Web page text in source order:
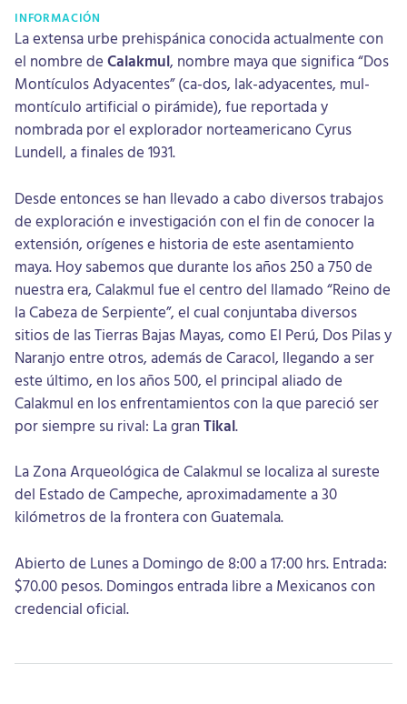
INFORMACIÓN
La extensa urbe prehispánica conocida actualmente con
el nombre de Calakmul, nombre maya que significa “Dos
Montículos Adyacentes” (ca-dos, lak-adyacentes, mul-
montículo artificial o pirámide), fue reportada y
nombrada por el explorador norteamericano Cyrus
Lundell, a finales de 1931.
Desde entonces se han llevado a cabo diversos trabajos
de exploración e investigación con el fin de conocer la
extensión, orígenes e historia de este asentamiento
maya. Hoy sabemos que durante los años 250 a 750 de
nuestra era, Calakmul fue el centro del llamado “Reino de
la Cabeza de Serpiente”, el cual conjuntaba diversos
sitios de las Tierras Bajas Mayas, como El Perú, Dos Pilas y
Naranjo entre otros, además de Caracol, llegando a ser
este último, en los años 500, el principal aliado de
Calakmul en los enfrentamientos con la que pareció ser
por siempre su rival: La gran Tikal.
La Zona Arqueológica de Calakmul se localiza al sureste
del Estado de Campeche, aproximadamente a 30
kilómetros de la frontera con Guatemala.
Abierto de Lunes a Domingo de 8:00 a 17:00 hrs. Entrada:
$70.00 pesos. Domingos entrada libre a Mexicanos con
credencial oficial.